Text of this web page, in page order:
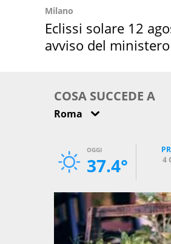
Milano
Eclissi solare 12
avviso del